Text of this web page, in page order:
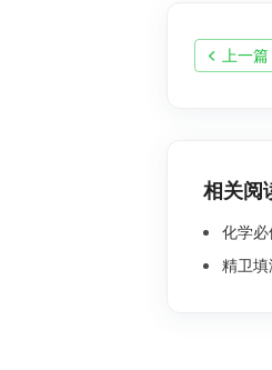
上一篇
相关阅
化学必
精卫填